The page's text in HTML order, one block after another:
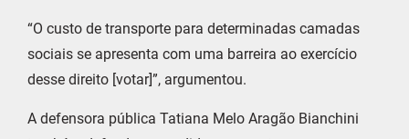
“O custo de transporte para determinadas camadas
sociais se apresenta com uma barreira ao exercício
desse direito [votar]”, argumentou.
A defensora pública Tatiana Melo Aragão Bianchini